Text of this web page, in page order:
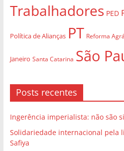
Trabalhadores PED
Política de Alianças PT Reforma
Janeiro Santa Catarina São
Posts recentes
Ingerência imperialista: não são
Solidariedade internacional pela
Safiya